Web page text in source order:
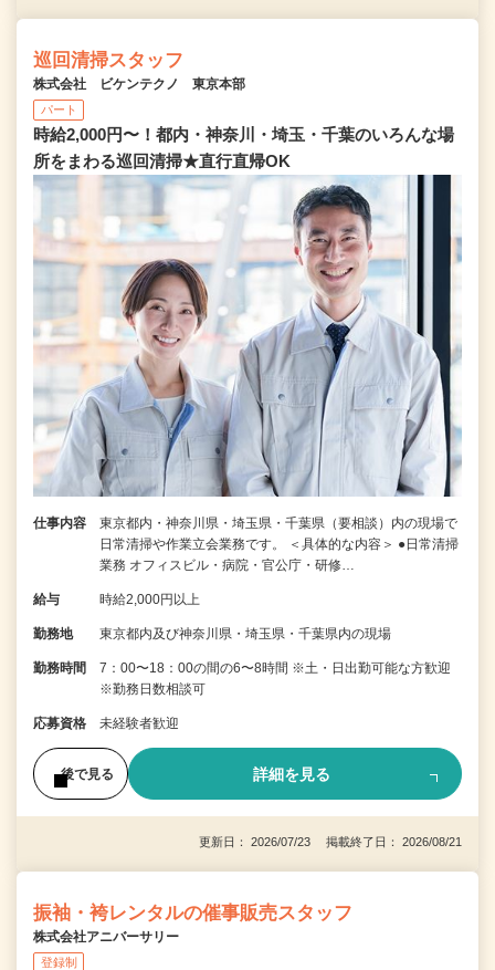
巡回清掃スタッフ
株式会社 ビケンテクノ 東京本部
パート
時給2,000円〜！都内・神奈川・埼玉・千葉のいろんな場
所をまわる巡回清掃★直行直帰OK
仕事内容
東京都内・神奈川県・埼玉県・千葉県（要相談）内の現場で
日常清掃や作業立会業務です。 ＜具体的な内容＞ ●日常清掃
業務 オフィスビル・病院・官公庁・研修…
給与 時給2,000円以上
勤務地 東京都内及び神奈川県・埼玉県・千葉県内の現場
勤務時間
7：00〜18：00の間の6〜8時間 ※土・日出勤可能な方歓迎
※勤務日数相談可
応募資格 未経験者歓迎
後で見る 詳細を見る
更新日： 2026/07/23 掲載終了日： 2026/08/21
振袖・袴レンタルの催事販売スタッフ
株式会社アニバーサリー
登録制